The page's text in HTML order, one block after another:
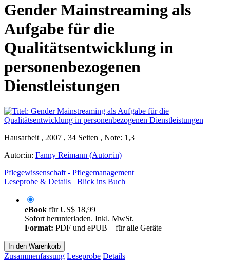
Gender Mainstreaming als
Aufgabe für die
Qualitätsentwicklung in
personenbezogenen
Dienstleistungen
Hausarbeit , 2007 , 34 Seiten , Note: 1,3
Autor:in: Fanny Reimann (Autor:in)
Pflegewissenschaft - Pflegemanagement
Leseprobe & Details
Blick ins Buch
eBook fürUS$ 18,99
Sofort herunterladen. Inkl. MwSt.
Format: PDF und ePUB – für alle Geräte
In den Warenkorb
Zusammenfassung Leseprobe Details